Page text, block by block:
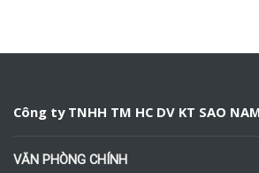
Công ty TNHH TM HC DV KT SAO
VĂN PHÒNG CHÍNH